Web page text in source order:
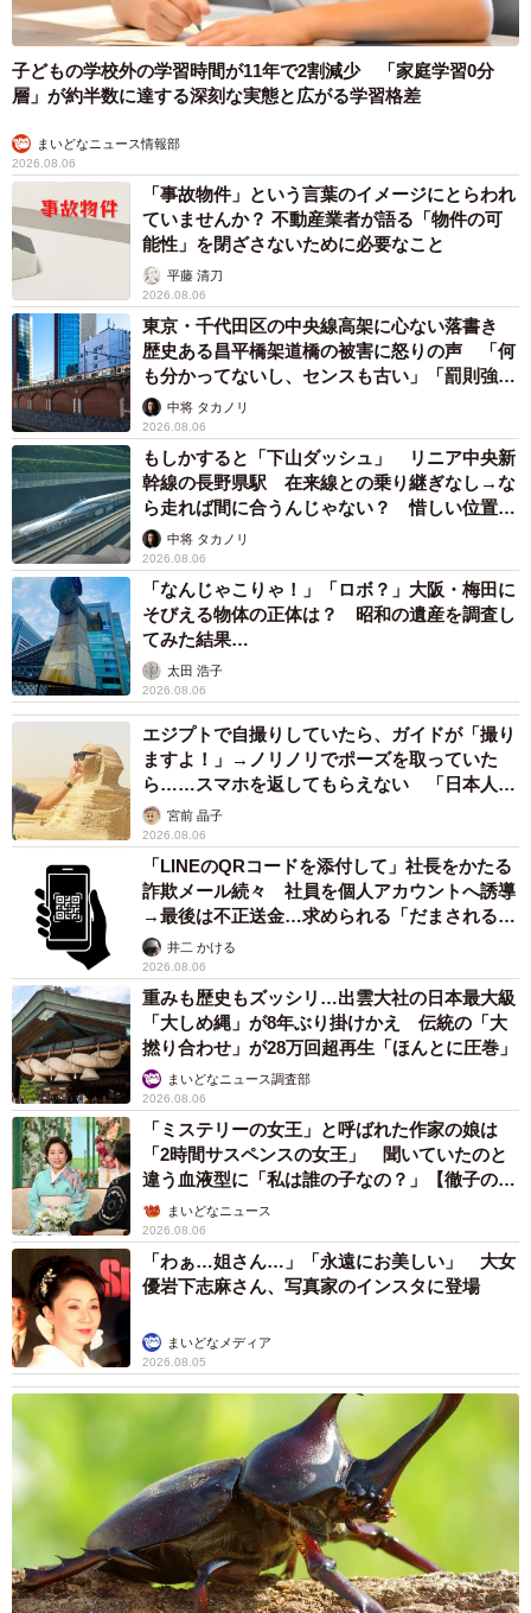
子どもの学校外の学習時間が11年で2割減少 「家庭学習0分
層」が約半数に達する深刻な実態と広がる学習格差
まいどなニュース情報部
2026.08.06
「事故物件」という言葉のイメージにとらわれ
ていませんか？ 不動産業者が語る「物件の可
能性」を閉ざさないために必要なこと
平藤 清刀
2026.08.06
東京・千代田区の中央線高架に心ない落書き
歴史ある昌平橋架道橋の被害に怒りの声 「何
も分かってないし、センスも古い」「罰則強化
して」中将 タカノリ
2026.08.06
もしかすると「下山ダッシュ」 リニア中央新
幹線の長野県駅 在来線との乗り継ぎなし→な
ら走れば間に合うんじゃない？ 惜しい位置関
係が反響
中将 タカノリ
2026.08.06
「なんじゃこりゃ！」「ロボ？」大阪・梅田に
そびえる物体の正体は？ 昭和の遺産を調査し
てみた結果…
太田 浩子
2026.08.06
エジプトで自撮りしていたら、ガイドが「撮り
ますよ！」→ノリノリでポーズを取っていた
ら……スマホを返してもらえない 「日本人は
カモ代表かも」「私は6時間で3万円払った」
宮前 晶子
2026.08.06
「LINEのQRコードを添付して」社長をかたる
詐欺メール続々 社員を個人アカウントへ誘導
→最後は不正送金…求められる「だまされる前
提」の対策
井二 かける
2026.08.06
重みも歴史もズッシリ…出雲大社の日本最大級
「大しめ縄」が8年ぶり掛けかえ 伝統の「大
撚り合わせ」が28万回超再生「ほんとに圧巻」
まいどなニュース調査部
2026.08.06
「ミステリーの女王」と呼ばれた作家の娘は
「2時間サスペンスの女王」 聞いていたのと
違う血液型に「私は誰の子なの？」【徹子の部
屋】まいどなニュース
2026.08.06
「わぁ…姐さん…」「永遠にお美しい」 大女
優岩下志麻さん、写真家のインスタに登場
まいどなメディア
2026.08.05